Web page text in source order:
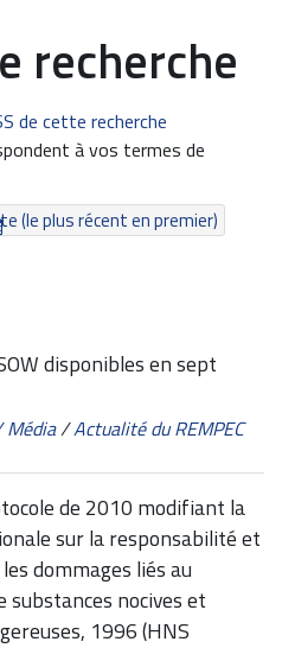
recherche
de cette recherche
à vos termes de
(le plus récent en premier)
disponibles en sept
/Actualité du REMPEC
de 2010 modifiant la
sur la responsabilité et
dommages liés au
nocives et
1996 (HNS